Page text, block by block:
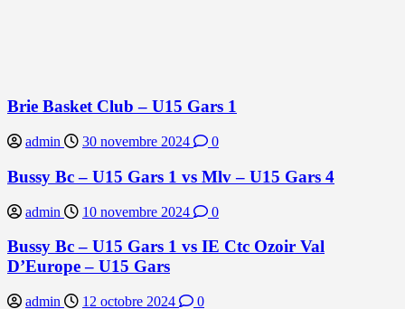
Brie Basket Club – U15 Gars 1
admin 30 novembre 2024 0
Bussy Bc – U15 Gars 1 vs Mlv – U15 Gars 4
admin 10 novembre 2024 0
Bussy Bc – U15 Gars 1 vs IE Ctc Ozoir Val
D’Europe – U15 Gars
admin 12 octobre 2024 0